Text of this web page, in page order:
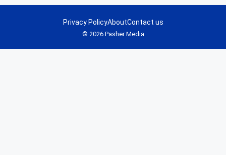
© 2026 Pasher Media
Privacy PolicyAboutContact us